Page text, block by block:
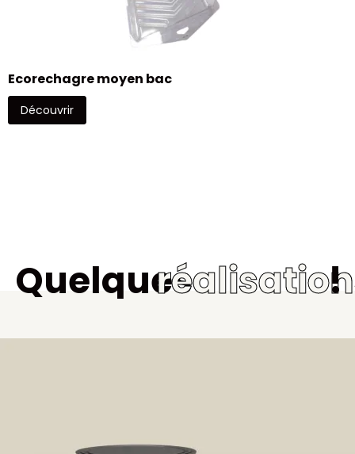
Ecorechagre moyen bac
Découvrir
Quelques !